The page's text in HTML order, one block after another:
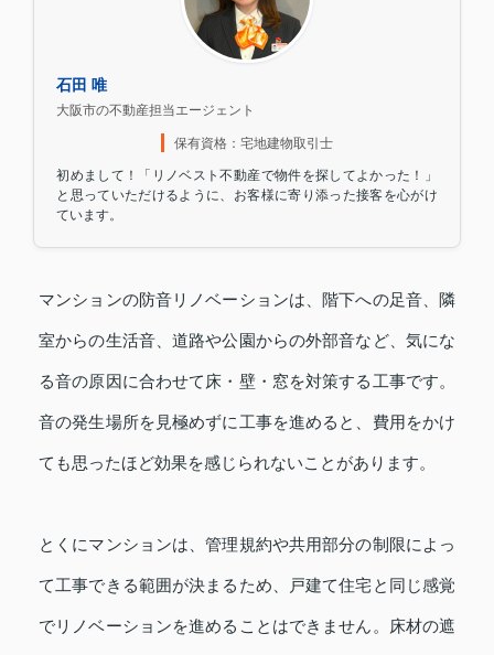
石田 唯
大阪市の不動産担当エージェント
保有資格：宅地建物取引士
初めまして！「リノベスト不動産で物件を探してよかった！」
と思っていただけるように、お客様に寄り添った接客を心がけ
ています。
マンションの防音リノベーションは、階下への足音、隣
室からの生活音、道路や公園からの外部音など、気にな
る音の原因に合わせて床・壁・窓を対策する工事です。
音の発生場所を見極めずに工事を進めると、費用をかけ
ても思ったほど効果を感じられないことがあります。
とくにマンションは、管理規約や共用部分の制限によっ
て工事できる範囲が決まるため、戸建て住宅と同じ感覚
でリノベーションを進めることはできません。床材の遮